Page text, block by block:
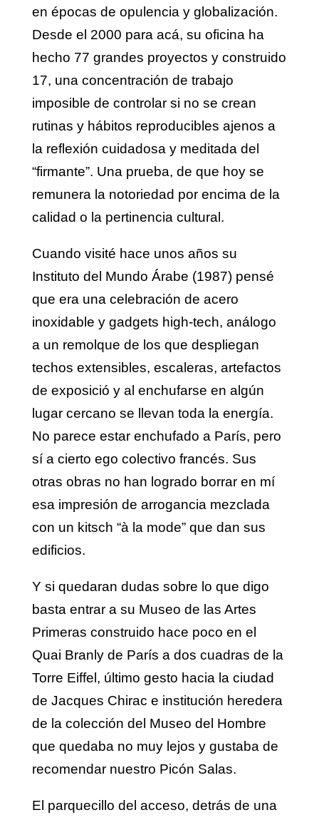
en épocas de opulencia y globalización.
Desde el 2000 para acá, su oficina ha
hecho 77 grandes proyectos y construido
17, una concentración de trabajo
imposible de controlar si no se crean
rutinas y hábitos reproducibles ajenos a
la reflexión cuidadosa y meditada del
“firmante”. Una prueba, de que hoy se
remunera la notoriedad por encima de la
calidad o la pertinencia cultural.
Cuando visité hace unos años su
Instituto del Mundo Árabe (1987) pensé
que era una celebración de acero
inoxidable y gadgets high-tech, análogo
a un remolque de los que despliegan
techos extensibles, escaleras, artefactos
de exposició y al enchufarse en algún
lugar cercano se llevan toda la energía.
No parece estar enchufado a París, pero
sí a cierto ego colectivo francés. Sus
otras obras no han logrado borrar en mí
esa impresión de arrogancia mezclada
con un kitsch “à la mode” que dan sus
edificios.
Y si quedaran dudas sobre lo que digo
basta entrar a su Museo de las Artes
Primeras construido hace poco en el
Quai Branly de París a dos cuadras de la
Torre Eiffel, último gesto hacia la ciudad
de Jacques Chirac e institución heredera
de la colección del Museo del Hombre
que quedaba no muy lejos y gustaba de
recomendar nuestro Picón Salas.
El parquecillo del acceso, detrás de una